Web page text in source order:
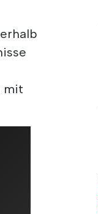
mit